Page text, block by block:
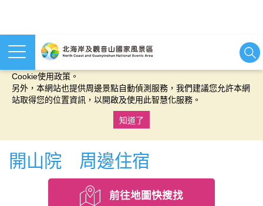
本網站使用cookies等相關技術以持續優化網站服務，並有助於為
Cookie使用政策。
另外，本網站也提供周邊景點自動偵測服務，我們建議您允許本網
站取得您的位置資訊，以開啟及使用此智慧化服務。
知道了
開山院 周邊住宿
前往地圖快搜找